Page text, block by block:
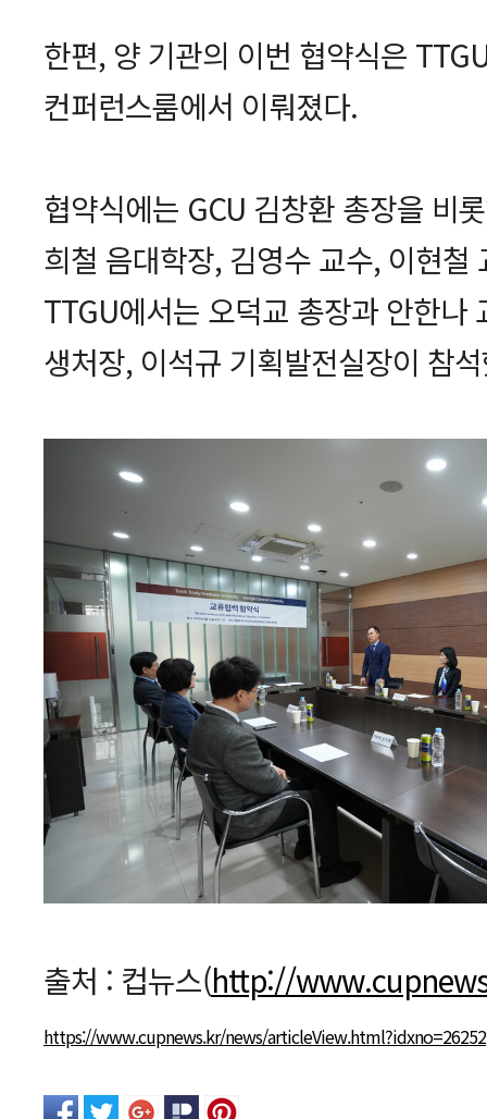
한편, 양 기관의 이번 협약식은
컨퍼런스룸에서 이뤄졌다.
협약식에는 GCU 김창환 총장을 비
희철 음대학장, 김영수 교수, 이현철
TTGU에서는 오덕교 총장과 안한나
생처장, 이석규 기획발전실장이 참
출처 : 컵뉴스(http://
https://www.cupnews.kr/news/articleView.html?idxno=26252